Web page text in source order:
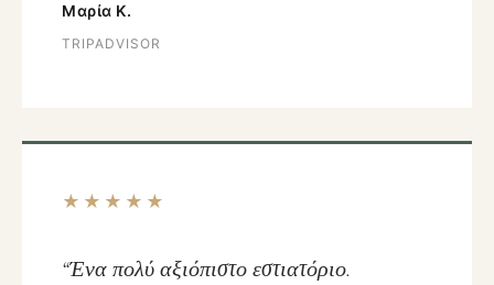
Μαρία Κ.
TRIPADVISOR
★★★★★
“Ένα πολύ αξιόπιστο εστιατόριο.